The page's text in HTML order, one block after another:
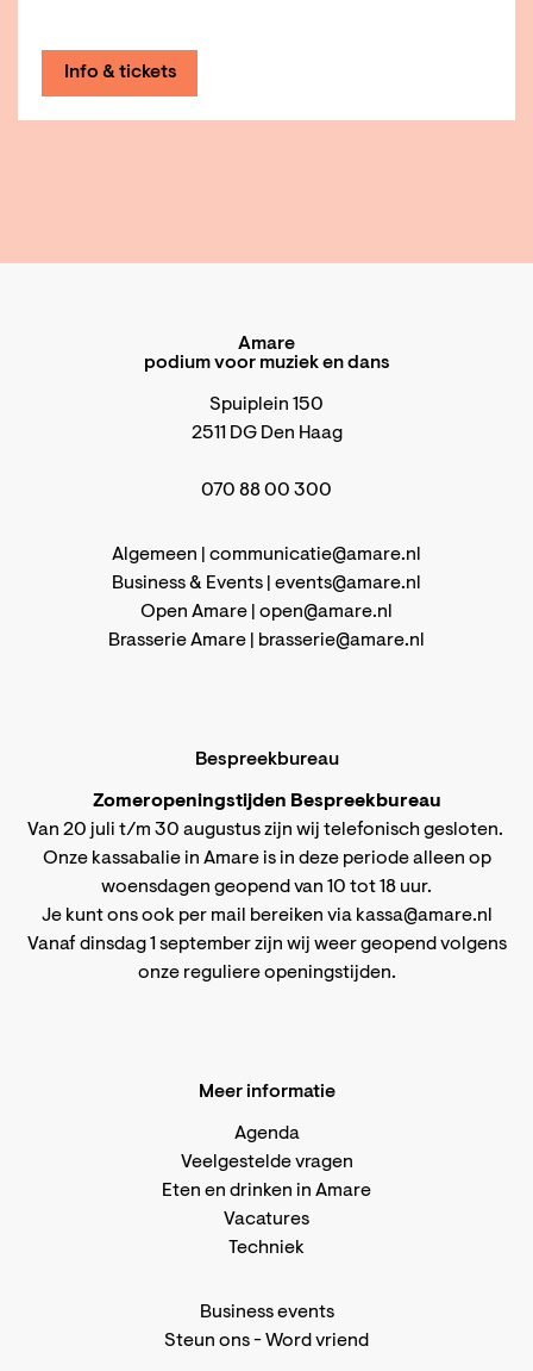
Info & tickets
Amare
podium voor muziek en dans
Spuiplein 150
2511 DG Den Haag
070 88 00 300
Algemeen | communicatie@amare.nl
Business & Events | events@amare.nl
Open Amare | open@amare.nl
Brasserie Amare |
brasserie@amare.nl
Bespreekbureau
Zomeropeningstijden Bespreekbureau
Van 20 juli t/m 30 augustus zijn wij telefonisch gesloten.
Onze kassabalie in Amare is in deze periode alleen op
woensdagen geopend van 10 tot 18 uur.
Je kunt ons ook per mail bereiken via kassa@amare.nl
Vanaf dinsdag 1 september zijn wij weer geopend volgens
onze reguliere openingstijden.
Meer informatie
Agenda
Veelgestelde vragen
Eten en drinken in Amare
Vacatures
Techniek
Business events
Steun ons-Word vriend